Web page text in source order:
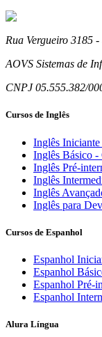
Rua Vergueiro 3185 -
AOVS Sistemas de
CNPJ 05.555.382/
Cursos de Inglês
Inglês Iniciante
Inglês Básico -
Inglês Pré-
Inglês
Inglês
Inglês para
Cursos de Espanhol
Espanhol
Espanhol
Espanhol Pré-
Espanhol
Alura Língua